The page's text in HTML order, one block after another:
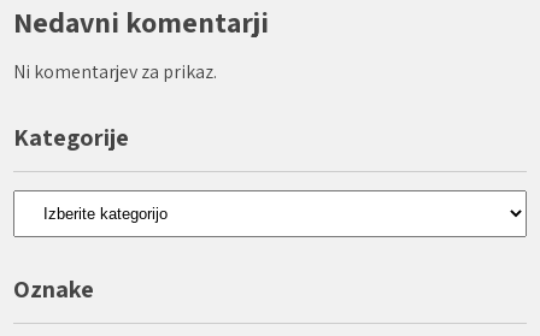
Nedavni komentarji
Ni komentarjev za prikaz.
Kategorije
Kategorije
Oznake